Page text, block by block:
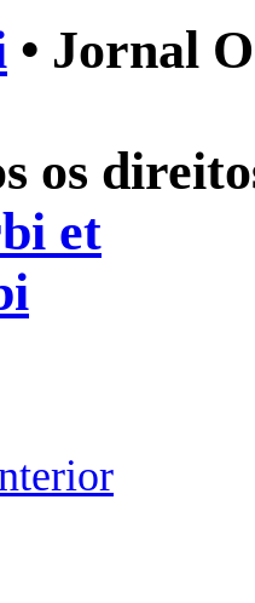
• Jornal
os